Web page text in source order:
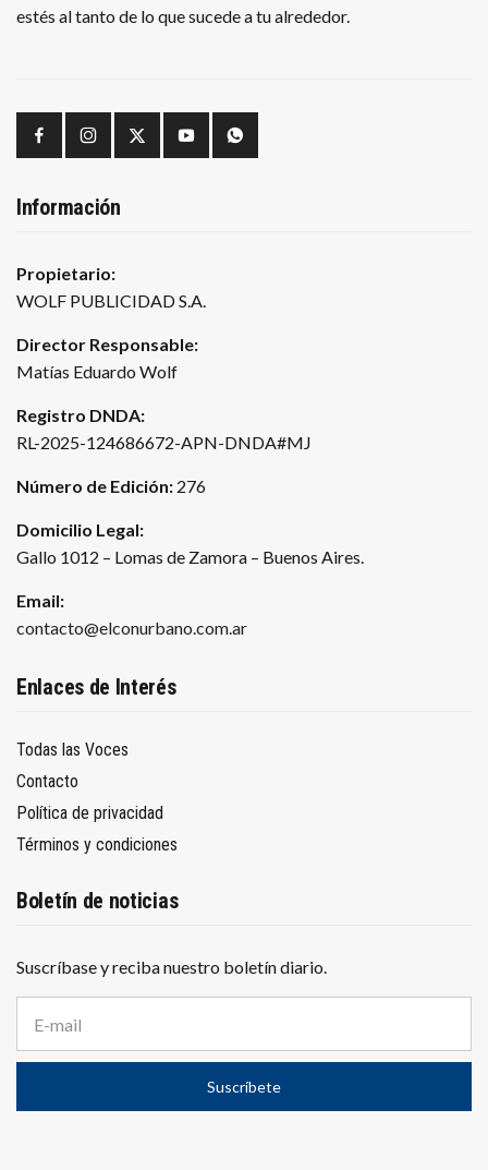
estés al tanto de lo que sucede a tu alrededor.
Información
Propietario:
WOLF PUBLICIDAD S.A.
Director Responsable:
Matías Eduardo Wolf
Registro DNDA:
RL-2025-124686672-APN-DNDA#MJ
Número de Edición: 276
Domicilio Legal:
Gallo 1012 – Lomas de Zamora – Buenos Aires.
Email:
contacto@elconurbano.com.ar
Enlaces de Interés
Todas las Voces
Contacto
Política de privacidad
Términos y condiciones
Boletín de noticias
Suscríbase y reciba nuestro boletín diario.
r
e
c
Suscríbete